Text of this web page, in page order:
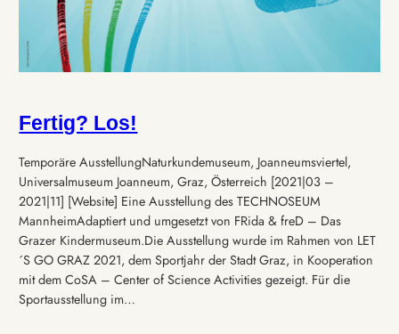
Fertig? Los!
Temporäre AusstellungNaturkundemuseum, Joanneumsviertel,
Universalmuseum Joanneum, Graz, Österreich [2021|03 –
2021|11] [Website] Eine Ausstellung des TECHNOSEUM
MannheimAdaptiert und umgesetzt von FRida & freD – Das
Grazer Kindermuseum.Die Ausstellung wurde im Rahmen von LET
´S GO GRAZ 2021, dem Sportjahr der Stadt Graz, in Kooperation
mit dem CoSA – Center of Science Activities gezeigt. Für die
Sportausstellung im…